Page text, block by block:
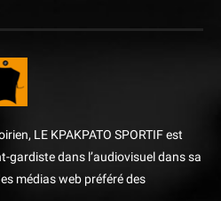
LE KPAKPATO SPORTIF est
gardiste dans l’audiovisuel dans sa
médias web préféré des